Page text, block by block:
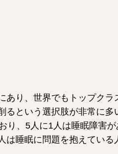
あり、世界でもトップクラ
るという選択肢が非常に多
り、5人に1人は睡眠障害
睡眠に問題を抱えている